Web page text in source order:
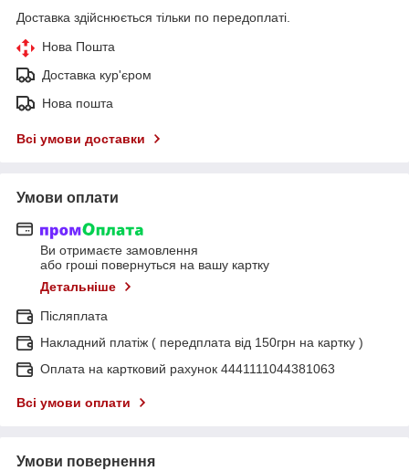
Доставка здійснюється тільки по передоплаті.
Нова Пошта
Доставка кур'єром
Нова пошта
Всі умови доставки
Умови оплати
Ви отримаєте замовлення
або гроші повернуться на вашу картку
Детальніше
Післяплата
Накладний платіж ( передплата від 150грн на картку )
Оплата на картковий рахунок 4441111044381063
Всі умови оплати
Умови повернення